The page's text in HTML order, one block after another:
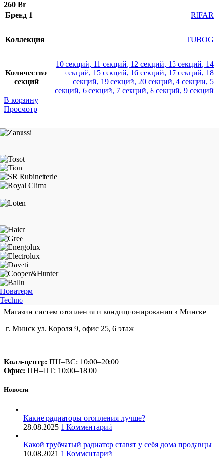
260 Br
Бренд 1
RIFAR
Коллекция TUBOG
Количество
секций
10 секций, 11 секций, 12 секций, 13 секций, 14
секций, 15 секций, 16 секций, 17 секций, 18
секций, 19 секций, 20 секций, 4 секции, 5
секций, 6 секций, 7 секций, 8 секций, 9 секций
В корзину
Просмотр
Новатерм
Techno
Магазин систем отопления и кондиционирования в Минске
г. Минск ул. Короля 9, офис 25, 6 этаж
Колл-центр: ПН–ВС: 10:00–20:00​
Офис: ПН–ПТ: 10:00–18:00
Новости
Какие радиаторы отопления лучше?
28.08.2025 1 Комментарий
Какой трубчатый радиатор ставят у себя дома продавцы
10.08.2021 1 Комментарий